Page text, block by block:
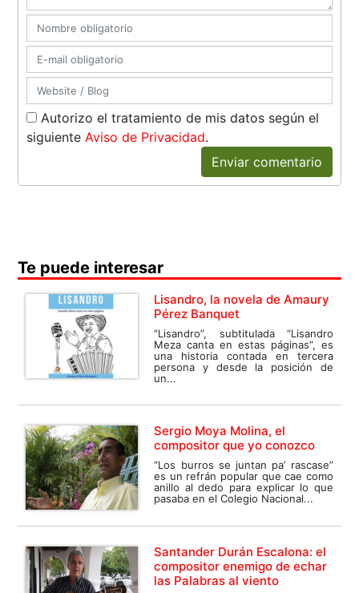
Autorizo el tratamiento de mis datos según el
siguiente Aviso de Privacidad.
Enviar comentario
Te puede interesar
Lisandro, la novela de Amaury
Pérez Banquet
“Lisandro”, subtitulada “Lisandro
Meza canta en estas páginas”, es
una historia contada en tercera
persona y desde la posición de
un...
Sergio Moya Molina, el
compositor que yo conozco
“Los burros se juntan pa’ rascase”
es un refrán popular que cae como
anillo al dedo para explicar lo que
pasaba en el Colegio Nacional...
Santander Durán Escalona: el
compositor enemigo de echar
las Palabras al viento